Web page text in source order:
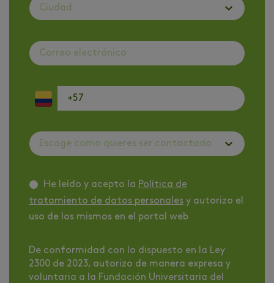
Ciudad
Escoge como quieres ser contactado
He leído y acepto la Política de
tratamiento de datos personales y autorizo el
uso de los mismos en el portal web
De conformidad con lo dispuesto en la Ley
2300 de 2023, autorizo de manera expresa y
voluntaria a la Fundación Universitaria del